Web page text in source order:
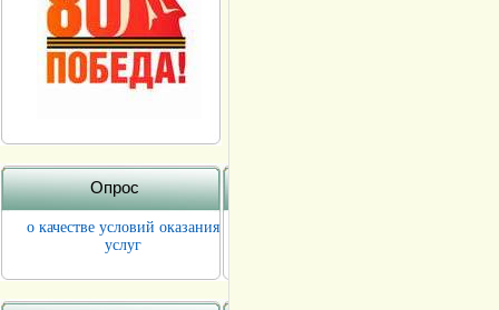
Опрос
о качестве условий оказания
услуг